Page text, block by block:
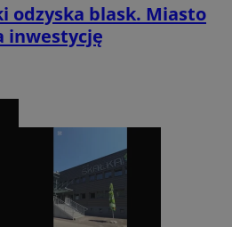
odzyska blask. Miasto
inwestycję